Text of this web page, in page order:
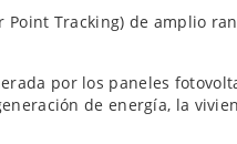
Point Tracking) de amplio
por los paneles
de energía, la